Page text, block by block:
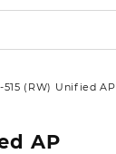
515 (RW) Unified AP
AP